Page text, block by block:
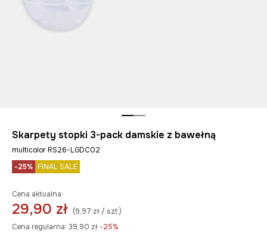
Skarpety stopki 3-pack damskie z bawełną
multicolor RS26-LGDC02
-25% FINAL SALE
Cena aktualna:
29,90 zł (9,97 zł / szt.)
Cena regularna: 39,90 zł -25%